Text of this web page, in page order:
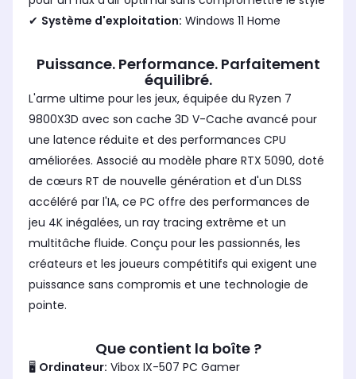
✔ Système d'exploitation: Windows 11 Home
Puissance. Performance. Parfaitement
équilibré.
L'arme ultime pour les jeux, équipée du Ryzen 7
9800X3D avec son cache 3D V-Cache avancé pour
une latence réduite et des performances CPU
améliorées. Associé au modèle phare RTX 5090, doté
de cœurs RT de nouvelle génération et d'un DLSS
accéléré par l'IA, ce PC offre des performances de
jeu 4K inégalées, un ray tracing extrême et un
multitâche fluide. Conçu pour les passionnés, les
créateurs et les joueurs compétitifs qui exigent une
puissance sans compromis et une technologie de
pointe.
Que contient la boîte ?
🖥 Ordinateur: Vibox IX-507 PC Gamer